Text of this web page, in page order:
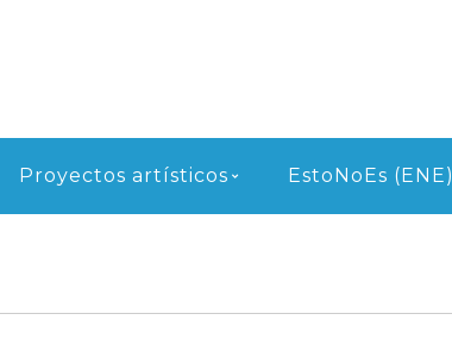
Proyectos artísticos EstoNoEs (ENE)